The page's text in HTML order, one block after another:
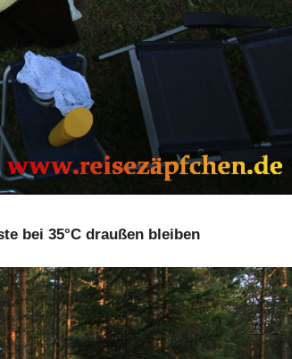
bei 35°C draußen bleiben